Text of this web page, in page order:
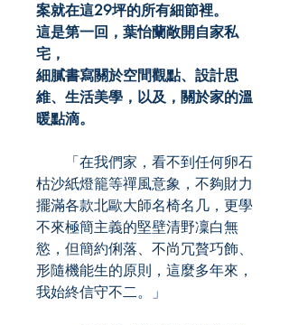
案就在這29坪的所有細節裡。
這是第一回，葉怡蘭敞開自家私
宅，
細膩書寫關於空間觀點、設計思
維、生活美學，以及，關於家的溫
暖點滴。
「在我們家，看不到任何卵石
枯沙紙燈籠等禪風意象，不夠財力
擺滿各款北歐大師名椅名几，更學
不來極簡主義的堅壁清野凜白無
慾，但簡約俐落、不尚冗贅巧飾、
形隨機能生的原則，這麼多年來，
我始終信守不二。」